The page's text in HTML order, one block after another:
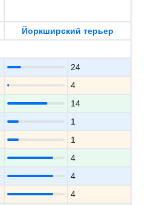
Йоркширский терьер
24
4
14
1
1
4
4
4